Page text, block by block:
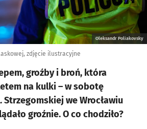
Oleksandr Poliakovsky
zdjęcie ilustracyjne
groźby i broń, która
na kulki – w sobotę
Strzegomskiej we Wrocławiu
groźnie. O co chodziło?